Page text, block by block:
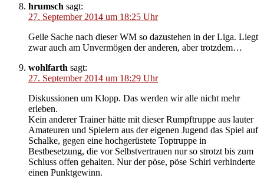
hrumsch sagt:
27. September 2014 um 18:25 Uhr
Geile Sache nach dieser WM so dazustehen in der Liga. Liegt
zwar auch am Unvermögen der anderen, aber trotzdem…
wohlfarth sagt:
27. September 2014 um 18:29 Uhr
Diskussionen um Klopp. Das werden wir alle nicht mehr
erleben.
Kein anderer Trainer hätte mit dieser Rumpftruppe aus lauter
Amateuren und Spielern aus der eigenen Jugend das Spiel auf
Schalke, gegen eine hochgerüstete Toptruppe in
Bestbesetzung, die vor Selbstvertrauen nur so strotzt bis zum
Schluss offen gehalten. Nur der pöse, pöse Schiri verhinderte
einen Punktgewinn.